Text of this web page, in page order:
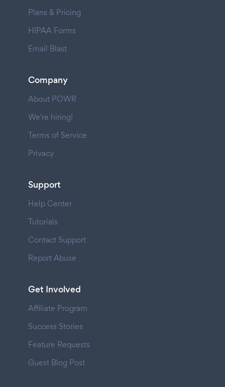
Plans & Pricing
HIPAA Forms
Email Blast
Company
About POWR
We're hiring!
Terms of Service
Privacy
Support
Help Center
Tutorials
Contact Support
Report Abuse
Get Involved
Affiliate Program
Success Stories
Feature Requests
Guest Blog Post